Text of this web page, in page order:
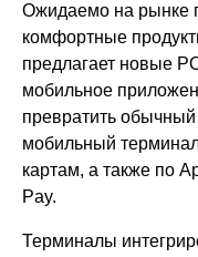
Ожидаемо на рынке
комфортные
предлагает новые
мобильное
превратить
мобильный
картам, а также по
Pay.
Терминалы